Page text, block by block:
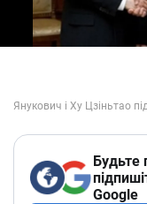
Будьте
Google